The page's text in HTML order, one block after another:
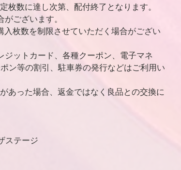
数に達し次第、配付終了となります。
ございます。
枚数を制限させていただく場合がござい
ットカード、各種クーポン、電子マネ
ン等の割引、駐車券の発行などはご利用い
あった場合、返金ではなく良品との交換に
ステージ